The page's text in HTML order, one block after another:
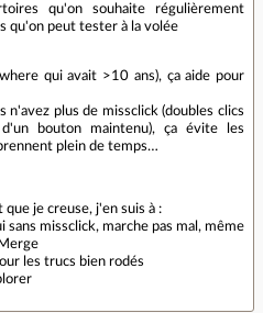
qu'on souhaite régulièrement
qu'on peut tester à la volée
qui avait >10 ans), ça aide pour
n'avez plus de missclick (doubles clics
bouton maintenu), ça évite les
plein de temps…
je creuse, j'en suis à :
missclick, marche pas mal, même
les trucs bien rodés